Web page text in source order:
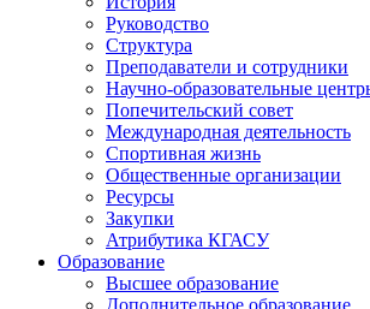
Руководство
Структура
Преподаватели и сотрудники
Научно-образовательные
Попечительский совет
Международная деятельность
Спортивная жизнь
Общественные организации
Ресурсы
Закупки
Атрибутика КГАСУ
Образование
Высшее образование
Дополнительное образование